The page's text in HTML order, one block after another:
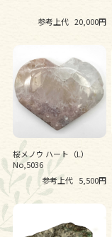
参考上代 20,000円
桜メノウ ハート（L）
No,5036
参考上代 5,500円